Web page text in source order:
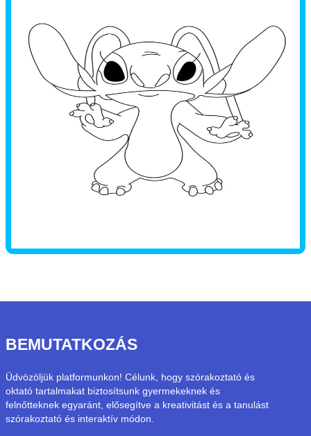
BEMUTATKOZÁS
Üdvözöljük platformunkon! Célunk, hogy szórakoztató és
oktató tartalmakat biztosítsunk gyermekeknek és
felnőtteknek egyaránt, elősegítve a kreativitást és a tanulást
szórakoztató és interaktív módon.